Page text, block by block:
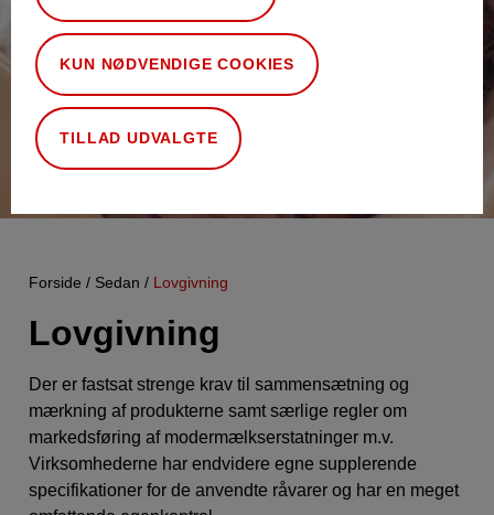
KUN NØDVENDIGE COOKIES
TILLAD UDVALGTE
Forside Sedan Lovgivning
Lovgivning
Der er fastsat strenge krav til sammensætning og
mærkning af produkterne samt særlige regler om
markedsføring af modermælkserstatninger m.v.
Virksomhederne har endvidere egne supplerende
specifikationer for de anvendte råvarer og har en meget